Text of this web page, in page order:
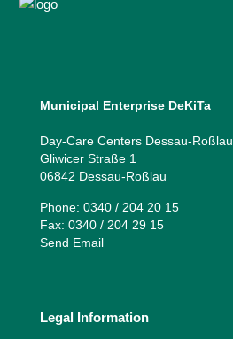
Municipal Enterprise DeKiTa
Day-Care Centers Dessau-Roßlau
Gliwicer Straße 1
06842 Dessau-Roßlau
Phone: 0340 / 204 20 15
Fax: 0340 / 204 29 15
Send Email
Legal Information